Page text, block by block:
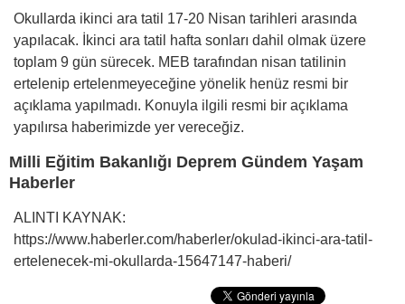
Okullarda ikinci ara tatil 17-20 Nisan tarihleri arasında
yapılacak. İkinci ara tatil hafta sonları dahil olmak üzere
toplam 9 gün sürecek. MEB tarafından nisan tatilinin
ertelenip ertelenmeyeceğine yönelik henüz resmi bir
açıklama yapılmadı. Konuyla ilgili resmi bir açıklama
yapılırsa haberimizde yer vereceğiz.
Milli Eğitim Bakanlığı Deprem Gündem Yaşam
Haberler
ALINTI KAYNAK:
https://www.haberler.com/haberler/okulad-ikinci-ara-tatil-
ertelenecek-mi-okullarda-15647147-haberi/